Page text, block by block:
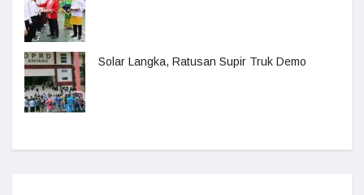
Solar Langka, Ratusan Supir Truk Demo